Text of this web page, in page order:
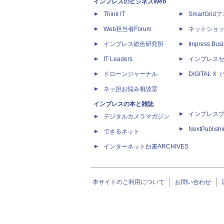
インプレスのビジネスWeb
Think IT
Web担当者Forum
インプレス総合研究所
IT Leaders
ドローンジャーナル
ネッ担お悩み相談室
インプレスの本と雑誌
デジタルカメラマガジン
できるネット
インターネット白書ARCHIVES
SmartGridフ
ネットショ
Impress
インプレス
DIGITAL X
インプレス
本サイトのご利用について お問い合わせ